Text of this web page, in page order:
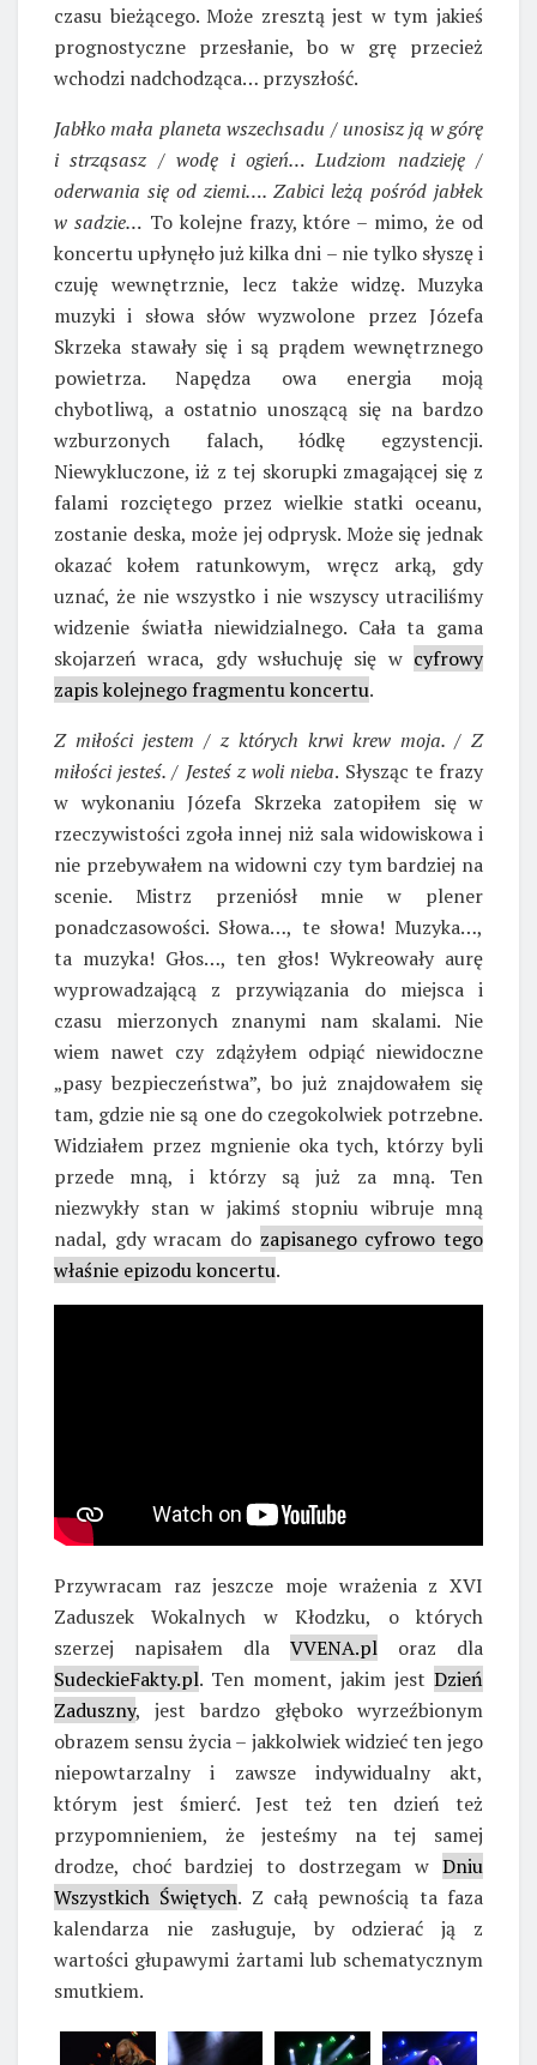
czasu bieżącego. Może zresztą jest w tym jakieś
prognostyczne przesłanie, bo w grę przecież
wchodzi nadchodząca… przyszłość.
Jabłko mała planeta wszechsadu / unosisz ją w górę
i strząsasz / wodę i ogień… Ludziom nadzieję /
oderwania się od ziemi…. Zabici leżą pośród jabłek
w sadzie… To kolejne frazy, które – mimo, że od
koncertu upłynęło już kilka dni – nie tylko słyszę i
czuję wewnętrznie, lecz także widzę. Muzyka
muzyki i słowa słów wyzwolone przez Józefa
Skrzeka stawały się i są prądem wewnętrznego
powietrza. Napędza owa energia moją
chybotliwą, a ostatnio unoszącą się na bardzo
wzburzonych falach, łódkę egzystencji.
Niewykluczone, iż z tej skorupki zmagającej się z
falami rozciętego przez wielkie statki oceanu,
zostanie deska, może jej odprysk. Może się jednak
okazać kołem ratunkowym, wręcz arką, gdy
uznać, że nie wszystko i nie wszyscy utraciliśmy
widzenie światła niewidzialnego. Cała ta gama
skojarzeń wraca, gdy wsłuchuję się w cyfrowy
zapis kolejnego fragmentu koncertu.
Z miłości jestem / z których krwi krew moja. / Z
miłości jesteś. / Jesteś z woli nieba. Słysząc te frazy
w wykonaniu Józefa Skrzeka zatopiłem się w
rzeczywistości zgoła innej niż sala widowiskowa i
nie przebywałem na widowni czy tym bardziej na
scenie. Mistrz przeniósł mnie w plener
ponadczasowości. Słowa…, te słowa! Muzyka…,
ta muzyka! Głos…, ten głos! Wykreowały aurę
wyprowadzającą z przywiązania do miejsca i
czasu mierzonych znanymi nam skalami. Nie
wiem nawet czy zdążyłem odpiąć niewidoczne
„pasy bezpieczeństwa”, bo już znajdowałem się
tam, gdzie nie są one do czegokolwiek potrzebne.
Widziałem przez mgnienie oka tych, którzy byli
przede mną, i którzy są już za mną. Ten
niezwykły stan w jakimś stopniu wibruje mną
nadal, gdy wracam do zapisanego cyfrowo tego
właśnie epizodu koncertu.
Przywracam raz jeszcze moje wrażenia z XVI
Zaduszek Wokalnych w Kłodzku, o których
szerzej napisałem dla VVENA.pl oraz dla
SudeckieFakty.pl. Ten moment, jakim jest Dzień
Zaduszny, jest bardzo głęboko wyrzeźbionym
obrazem sensu życia – jakkolwiek widzieć ten jego
niepowtarzalny i zawsze indywidualny akt,
którym jest śmierć. Jest też ten dzień też
przypomnieniem, że jesteśmy na tej samej
drodze, choć bardziej to dostrzegam w Dniu
Wszystkich Świętych. Z całą pewnością ta faza
kalendarza nie zasługuje, by odzierać ją z
wartości głupawymi żartami lub schematycznym
smutkiem.